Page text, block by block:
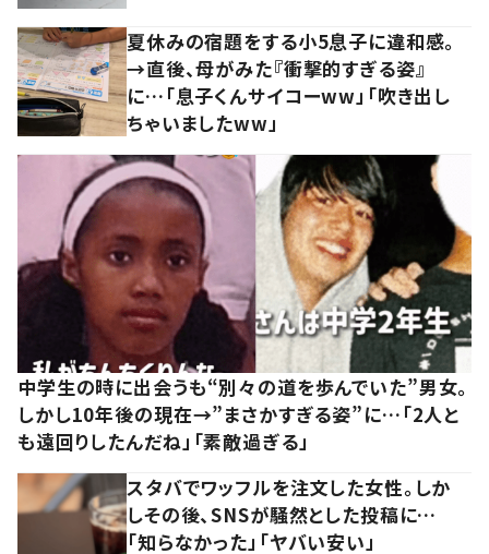
夏休みの宿題をする小5息子に違和感。
→直後、母がみた『衝撃的すぎる姿』
に…「息子くんサイコーww」「吹き出し
ちゃいましたww」
中学生の時に出会うも“別々の道を歩んでいた”男女。
しかし10年後の現在→”まさかすぎる姿”に…「2人と
も遠回りしたんだね」「素敵過ぎる」
スタバでワッフルを注文した女性。しか
しその後、SNSが騒然とした投稿に…
「知らなかった」「ヤバい安い」